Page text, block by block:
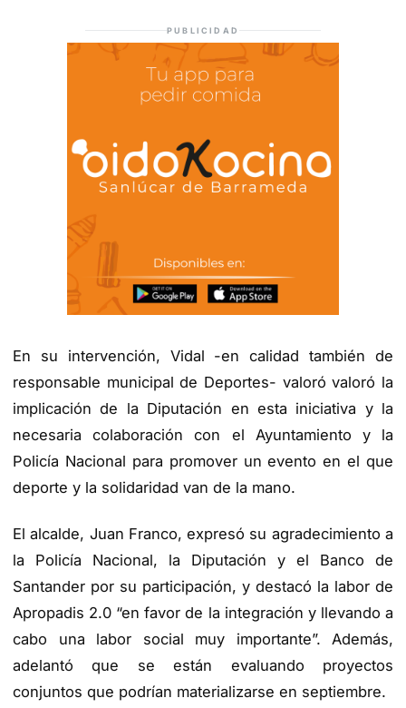
PUBLICIDAD
En su intervención, Vidal -en calidad también de
responsable municipal de Deportes- valoró valoró la
implicación de la Diputación en esta iniciativa y la
necesaria colaboración con el Ayuntamiento y la
Policía Nacional para promover un evento en el que
deporte y la solidaridad van de la mano.
El alcalde, Juan Franco, expresó su agradecimiento a
la Policía Nacional, la Diputación y el Banco de
Santander por su participación, y destacó la labor de
Apropadis 2.0 “en favor de la integración y llevando a
cabo una labor social muy importante”. Además,
adelantó que se están evaluando proyectos
conjuntos que podrían materializarse en septiembre.